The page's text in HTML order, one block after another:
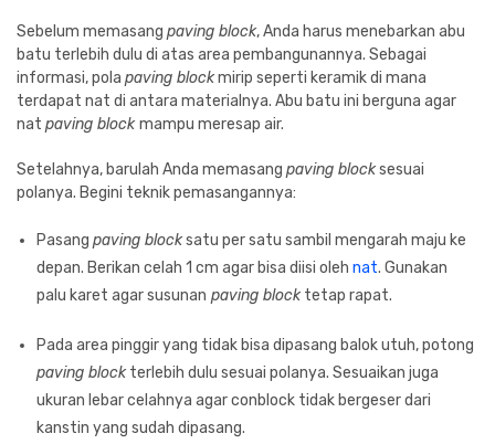
Sebelum memasang paving block, Anda harus menebarkan abu
batu terlebih dulu di atas area pembangunannya. Sebagai
informasi, pola paving blockmirip seperti keramik di mana
terdapat nat di antara materialnya. Abu batu ini berguna agar
nat paving blockmampu meresap air.
Setelahnya, barulah Anda memasang paving blocksesuai
polanya. Begini teknik pemasangannya:
Pasang paving blocksatu per satu sambil mengarah maju ke
depan. Berikan celah 1 cm agar bisa diisi oleh nat. Gunakan
palu karet agar susunan paving blocktetap rapat.
Pada area pinggir yang tidak bisa dipasang balok utuh, potong
paving blockterlebih dulu sesuai polanya. Sesuaikan juga
ukuran lebar celahnya agar conblock tidak bergeser dari
kanstin yang sudah dipasang.